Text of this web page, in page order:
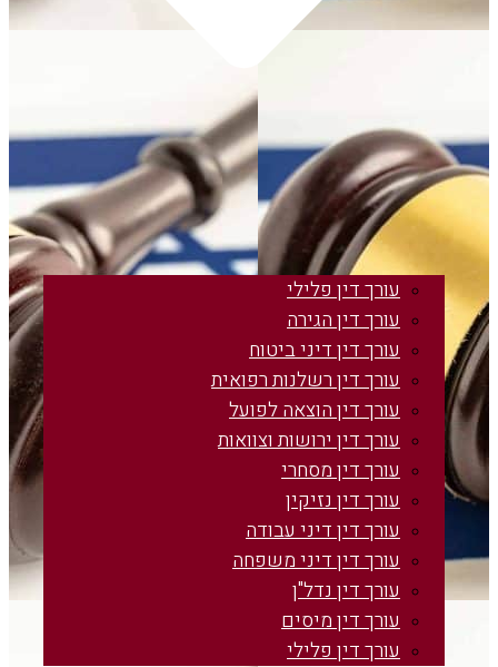
עורך דין פלילי
עורך דין הגירה
עורך דין דיני ביטוח
עורך דין רשלנות רפואית
עורך דין הוצאה לפועל
עורך דין ירושות וצוואות
עורך דין מסחרי
עורך דין נזיקין
עורך דין דיני עבודה
עורך דין דיני משפחה
עורך דין נדל"ן
עורך דין מיסים
עורך דין פלילי